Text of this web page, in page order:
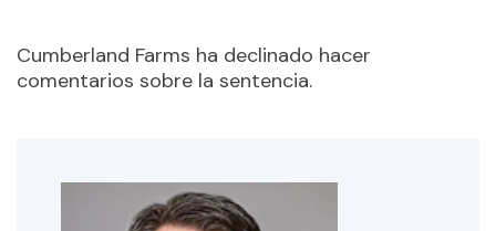
Cumberland Farms ha declinado hacer
comentarios sobre la sentencia.